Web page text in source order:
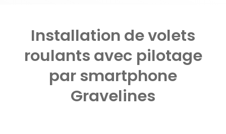
Installation de volets
roulants avec pilotage
par smartphone
Gravelines